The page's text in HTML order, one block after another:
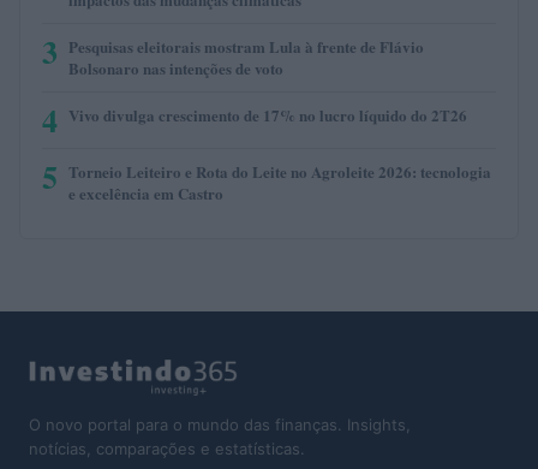
3 Pesquisas eleitorais mostram Lula à frente de Flávio
Bolsonaro nas intenções de voto
4 Vivo divulga crescimento de 17% no lucro líquido do 2T26
5 Torneio Leiteiro e Rota do Leite no Agroleite 2026: tecnologia
e excelência em Castro
O novo portal para o mundo das finanças. Insights,
notícias, comparações e estatísticas.